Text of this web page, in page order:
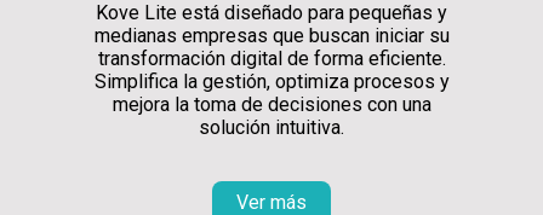
Kove Lite está diseñado para pequeñas y
medianas empresas que buscan iniciar su
transformación digital de forma eficiente.
Simplifica la gestión, optimiza procesos y
mejora la toma de decisiones con una
solución intuitiva.
Ver más